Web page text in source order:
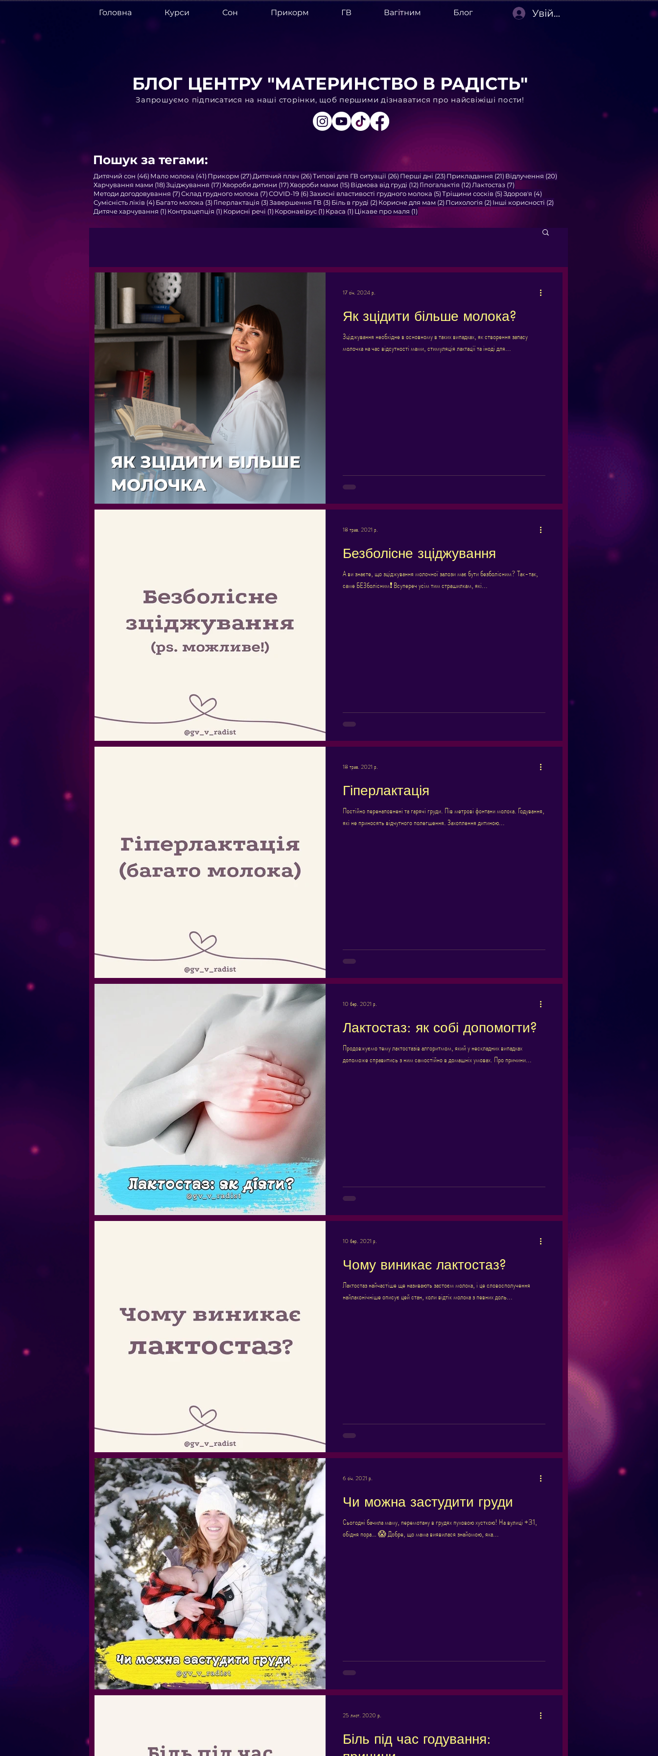
Головна Курси Сон Прикорм ГВ Вагітним Блог Увійти
БЛОГ ЦЕНТРУ "МАТЕРИНСТВО В РАДІСТЬ"
Запрошуємо підписатися на наші сторінки, щоб першими дізнаватися про найсвіжіші пости!
Пошук за тегами:
Дитячий сон (46) 46 постів
Мало молока (41) 41 пост
Прикорм (27) 27 постів
Дитячий плач (26)26 постів
Типові для ГВ ситуації (26) 26 постів
Перші дні (23) 23 пости
Прикладання (21) 21 пост
Відлучення (20)
Харчування мами (18) 18 постів
Зціджування (17)17 постів
Хвороби дитини (17)17 постів
Хвороби мами (15) 15 постів
Відмова від груді (12) 12 постів
Гіпогалактія (12) 12 постів
Лактостаз (7)
Методи догодовування (7)7 постів
Склад грудного молока (7)7 постів
COVID-19 (6) 6 постів
Захисні властивості грудного молока (5)5 постів
Тріщини сосків (5) 5 постів
Здоровʼя (4)
Сумісність ліків (4) 4 пости
Багато молока (3) 3 пости
Гіперлактація (3) 3 пости
Завершення ГВ (3) 3 пости
Біль в груді (2) 2 пости
Корисне для мам (2) 2 пости
Психологія (2) 2 пости
Інші корисності (2)
Дитяче харчування (1) 1 пост
Контрацепція (1) 1 пост
Корисні речі (1) 1 пост
Коронавірус (1) 1 пост
Краса (1) 1 пост
Цікаве про маля (1)
Як зцідити більше молока?
Зціджування необхідне в основному в таких випадках, як створення запасу
молочка на час відсутності мами, стимуляція лактації та іноді для...
17 січ. 2024 р.
Безболісне зціджування
А ви знаєте, що зціджування молочної залози має бути безболісним? Так-так,
саме БЕЗболісним❗ Всупереч усім тим страшилкам, які...
18 трав. 2021 р.
Гіперлактація
Постійно перенаповнені та гарячі груди. Пів метрові фонтани молока. Годування,
які не приносять відчутного полегшення. Захоплення дитиною...
18 трав. 2021 р.
Лактостаз: як собі допомогти?
Продовжуємо тему лактостазів алгоритмом, який у нескладних випадках
допоможе справитись з ним самостійно в домашніх умовах. Про причини...
10 бер. 2021 р.
Чому виникає лактостаз?
Лактостаз найчастіше ще називають застоєм молока, і це словосполучення
найлаконічніше описує цей стан, коли відтік молока з певних доль...
10 бер. 2021 р.
Чи можна застудити груди
Сьогодні бачила маму, перемотану в грудях пуховою хусткою! На вулиці +31,
обідня пора… 😱 Добре, що мама виявилася знайомою, яка...
6 січ. 2021 р.
Біль під час годування:
25 лист. 2020 р.